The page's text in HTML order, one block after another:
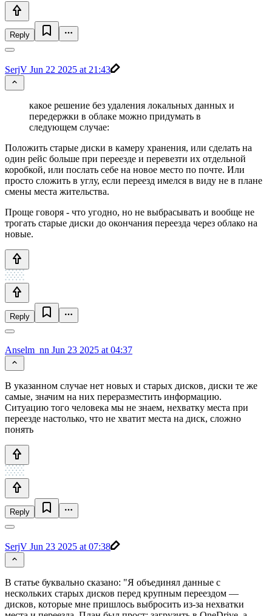
Reply
SerjV Jun 22 2025 at 21:43
какое решение без удаления локальных данных и
передержки в облаке можно придумать в
следующем случае:
Положить старые диски в камеру хранения, или сделать на
один рейс больше при переезде и перевезти их отдельной
коробкой, или послать себе на новое место по почте. Или
просто сложить в углу, если переезд имелся в виду не в плане
смены места жительства.
Проще говоря - что угодно, но не выбрасывать и вообще не
трогать старые диски до окончания переезда через облако на
новые.
Reply
Anselm_nn Jun 23 2025 at 04:37
В указанном случае нет новых и старых дисков, диски те же
самые, значим на них переразместить информацию.
Ситуацию того человека мы не знаем, нехватку места при
переезде настолько, что не хватит места на диск, сложно
понять
Reply
SerjV Jun 23 2025 at 07:38
В статье буквально сказано: "Я объединял данные с
нескольких старых дисков перед крупным переездом —
дисков, которые мне пришлось выбросить из-за нехватки